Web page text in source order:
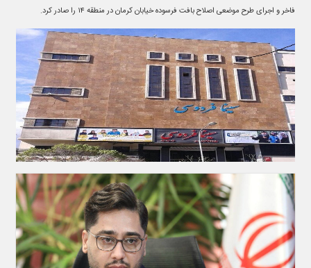
فاخر و اجرای طرح موضعی اصلاح بافت فرسوده خیابان کرمان در منطقه ۱۴ را صادر کرد.